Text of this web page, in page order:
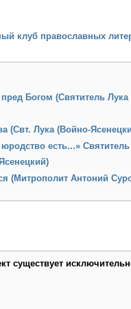
клуб православных
Богом (Святитель
(Свт. Лука (Войно-
есть...»
(Митрополит Антоний
существует